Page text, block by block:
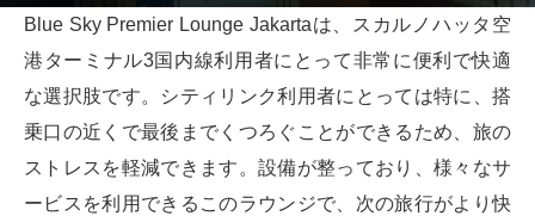
Blue Sky Premier Lounge Jakartaは、スカルノハッタ空
港ターミナル3国内線利用者にとって非常に便利で快適
な選択肢です。シティリンク利用者にとっては特に、搭
乗口の近くで最後までくつろぐことができるため、旅の
ストレスを軽減できます。設備が整っており、様々なサ
ービスを利用できるこのラウンジで、次の旅行がより快